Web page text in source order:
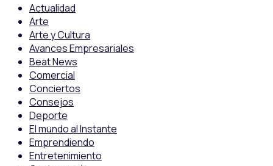
Actualidad
Arte
Arte y Cultura
Avances Empresariales
Beat News
Comercial
Conciertos
Consejos
Deporte
El mundo al Instante
Emprendiendo
Entretenimiento